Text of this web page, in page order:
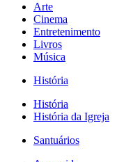
Arte
Cinema
Entretenimento
Livros
Música
História
História
História da Igreja
Santuários